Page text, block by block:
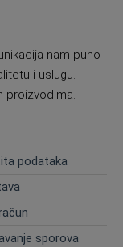
nam puno
i uslugu.
proizvodima.
podataka
sporova